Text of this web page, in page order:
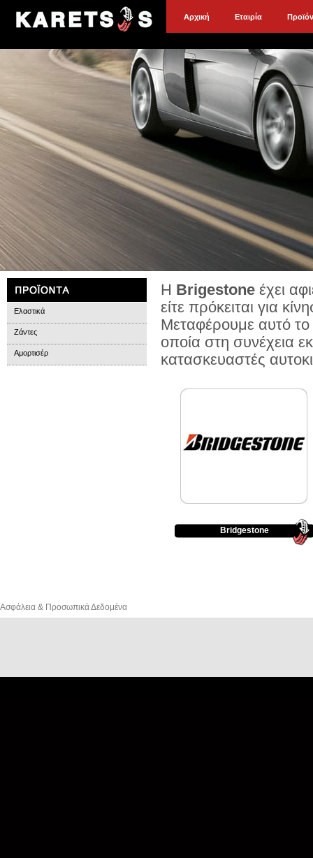
Αρχική Εταιρία
Ελαστικά
Ζάντες
Αμορτισέρ
Η Brigestone έχει
είτε πρόκειται για
Μεταφέρουμε αυτό το
οποία στη συνέχεια
κατασκευαστές
Bridgestone
Ασφάλεια & Προσωπικά Δεδομένα